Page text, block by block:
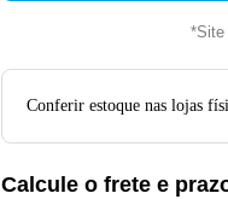
*Site
Conferir estoque nas lojas
Calcule o frete e